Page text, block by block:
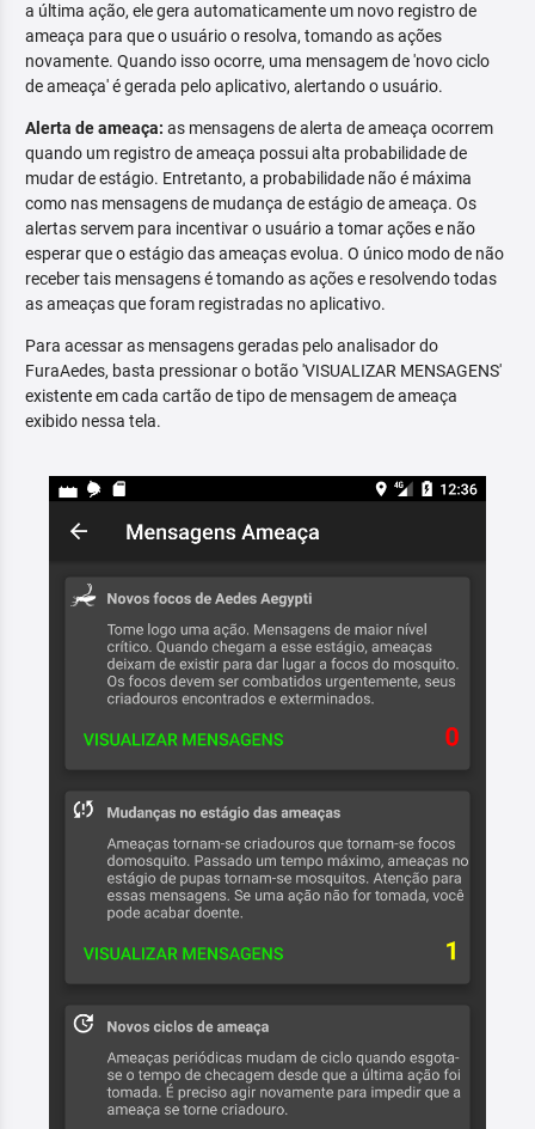
a última ação, ele gera automaticamente um novo registro de
ameaça para que o usuário o resolva, tomando as ações
novamente. Quando isso ocorre, uma mensagem de 'novo ciclo
de ameaça' é gerada pelo aplicativo, alertando o usuário.
Alerta de ameaça: as mensagens de alerta de ameaça ocorrem
quando um registro de ameaça possui alta probabilidade de
mudar de estágio. Entretanto, a probabilidade não é máxima
como nas mensagens de mudança de estágio de ameaça. Os
alertas servem para incentivar o usuário a tomar ações e não
esperar que o estágio das ameaças evolua. O único modo de não
receber tais mensagens é tomando as ações e resolvendo todas
as ameaças que foram registradas no aplicativo.
Para acessar as mensagens geradas pelo analisador do
FuraAedes, basta pressionar o botão 'VISUALIZAR MENSAGENS'
existente em cada cartão de tipo de mensagem de ameaça
exibido nessa tela.